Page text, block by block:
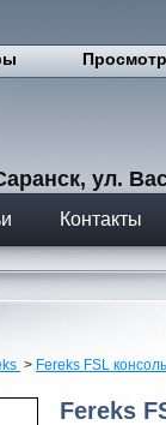
ул.
Контакты
> Fereks FSL
Fereks